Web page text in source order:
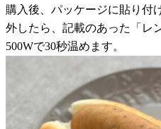
購入後、パッケージに貼り付
外したら、記載のあった「レ
500Wで30秒温めます。